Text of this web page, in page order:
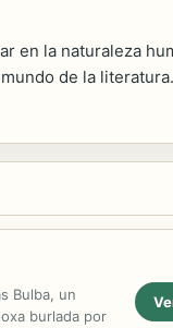
en la naturaleza
de la literatura.
Bulba, un
burlada por